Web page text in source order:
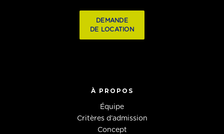
DEMANDE
DE LOCATION
À PROPOS
Équipe
Critères d’admission
Concept